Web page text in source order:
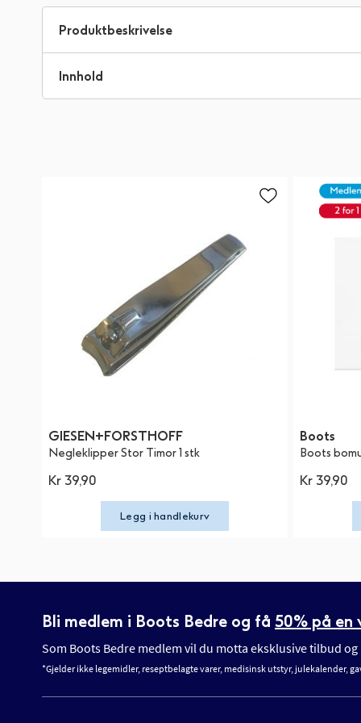
begynnelsen
Produktbeskrivelse
Innhold
GIESEN+FORSTHOFF
Negleklipper Stor Timor 1 stk
Kr 39,90
Legg i handlekurv
Boots
Boots
Kr 39,90
Bli medlem i Boots Bedre og få 50% på en
Som Boots Bedre medlem vil du motta eksklusive tilbud
*Gjelder ikke legemidler, reseptbelagte varer, medisinsk utstyr, julekalender,